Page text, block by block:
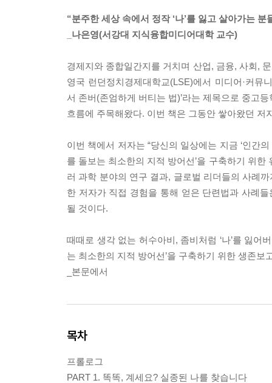
“분주한 세상 속에서 정작 ‘나’를 잃고 살아가는 분
_나은영(서강대 지식융합미디어대학 교수)
경제지와 종합일간지를 거치며 산업, 금융, 사회,
영국 런던정치경제대학교(LSE)에서 미디어·커뮤
서 존버(존엄하게 버티는 법)’라는 제목으로 중고
흐름에 주목해왔다. 이번 책은 그동안 쌓아왔던 저
이번 책에서 저자는 “당신의 일상에는 지금 ‘인간
를 돌보는 최소한의 지적 방어선’을 구축하기 위한
러 과학 분야의 연구 결과, 글로벌 리더들의 사례
한 저자가 직접 경험을 통해 얻은 단련법과 사례
될 것이다.
때때로 생각 없는 허수아비, 좀비처럼 ‘나’를 잃어
는 최소한의 지적 방어선’을 구축하기 위한 생존보
_본문에서
목차
프롤로그
PART 1. 똑똑, 계세요? 실종된 나를 찾습니다